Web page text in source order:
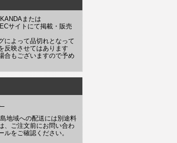
または
サイトにて掲載・販売
によって品切れとなって
反映させてはあります
合もございますので予め
地域への配送には別途料
、ご注文前にお問い合わ
をご確認ください。